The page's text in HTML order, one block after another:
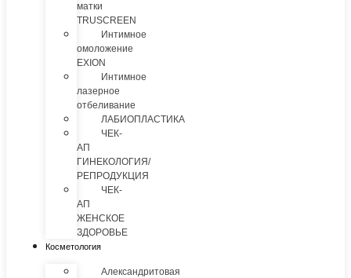
матки
TRUSCREEN
Интимное
омоложение
EXION
Интимное
лазерное
отбеливание
ЛАБИОПЛАСТИКА
ЧЕК-
АП
ГИНЕКОЛОГИЯ/
РЕПРОДУКЦИЯ
ЧЕК-
АП
ЖЕНСКОЕ
ЗДОРОВЬЕ
Косметология
Александритовая